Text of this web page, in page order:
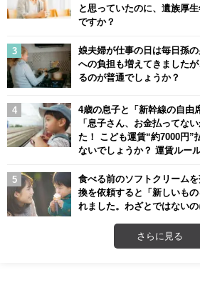
と思っていたのに、遺族厚
ですか？
娘夫婦が仕事の日は毎日孫
への負担も増えてきました
るのが普通でしょうか？
4歳の息子と「新幹線の自由
「息子さん、お金払ってな
た！ こども運賃“約7000円”
ないでしょうか？ 運賃ルー
食べる前のソフトクリーム
換を依頼すると「新しいも
れました。わざとではない
さらに見る